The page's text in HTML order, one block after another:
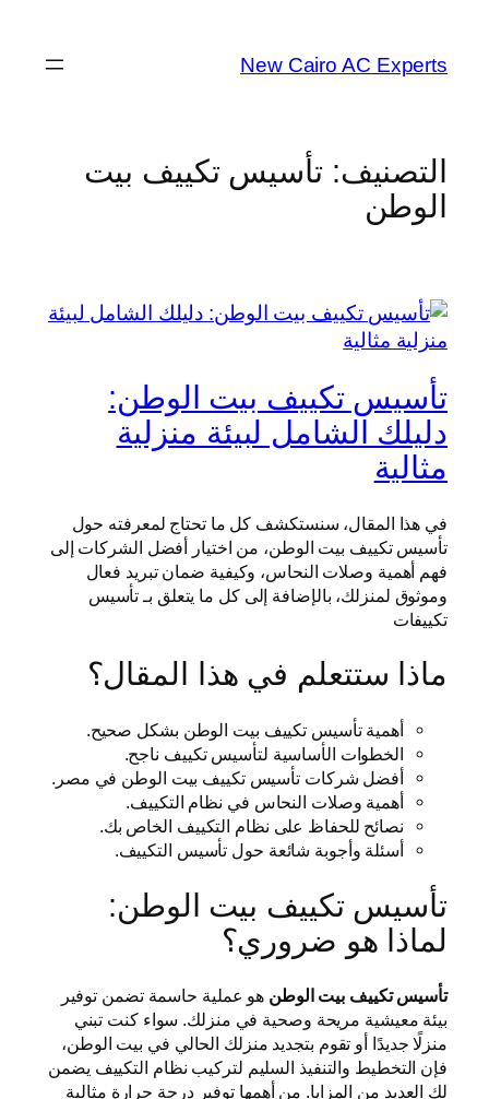
المحتوى
New Cairo AC Experts
التصنيف: تأسيس تكييف بيت
الوطن
تأسيس تكييف بيت الوطن:
دليلك الشامل لبيئة منزلية
مثالية
في هذا المقال، سنستكشف كل ما تحتاج لمعرفته حول
تأسيس تكييف بيت الوطن، من اختيار أفضل الشركات إلى
فهم أهمية وصلات النحاس، وكيفية ضمان تبريد فعال
وموثوق لمنزلك، بالإضافة إلى كل ما يتعلق بـ تأسيس
تكييفات
ماذا ستتعلم في هذا المقال؟
أهمية تأسيس تكييف بيت الوطن بشكل صحيح.
الخطوات الأساسية لتأسيس تكييف ناجح.
أفضل شركات تأسيس تكييف بيت الوطن في مصر.
أهمية وصلات النحاس في نظام التكييف.
نصائح للحفاظ على نظام التكييف الخاص بك.
أسئلة وأجوبة شائعة حول تأسيس التكييف.
تأسيس تكييف بيت الوطن:
لماذا هو ضروري؟
تأسيس تكييف بيت الوطن هو عملية حاسمة تضمن توفير
بيئة معيشية مريحة وصحية في منزلك. سواء كنت تبني
منزلًا جديدًا أو تقوم بتجديد منزلك الحالي في بيت الوطن،
فإن التخطيط والتنفيذ السليم لتركيب نظام التكييف يضمن
لك العديد من المزايا. من أهمها توفير درجة حرارة مثالية